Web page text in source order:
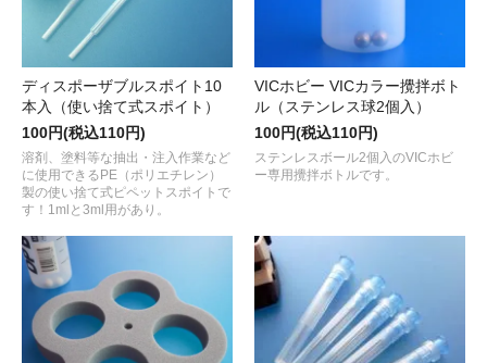
ディスポーザブルスポイト10
本入（使い捨て式スポイト）
100円(税込110円)
溶剤、塗料等な抽出・注入作業など
に使用できるPE（ポリエチレン）
製の使い捨て式ピペットスポイトで
す！1mlと3ml用があり。
VICホビー VICカラー攪拌ボト
ル（ステンレス球2個入）
100円(税込110円)
ステンレスボール2個入のVICホビ
ー専用攪拌ボトルです。